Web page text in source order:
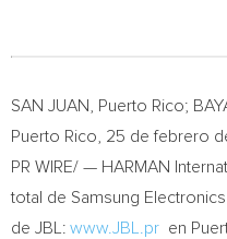
SAN JUAN, Puerto Rico;
Puerto Rico
25 de febrero
PR WIRE/ — HARMAN
total de Samsung
de JBL: www.JBL.pr en